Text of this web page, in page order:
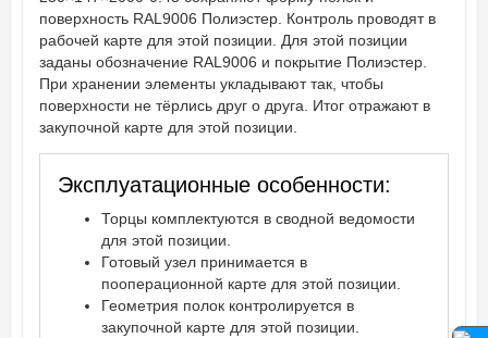
поверхность RAL9006 Полиэстер. Контроль проводят в
рабочей карте для этой позиции. Для этой позиции
заданы обозначение RAL9006 и покрытие Полиэстер.
При хранении элементы укладывают так, чтобы
поверхности не тёрлись друг о друга. Итог отражают в
закупочной карте для этой позиции.
Эксплуатационные особенности:
Торцы комплектуются в сводной ведомости
для этой позиции.
Готовый узел принимается в
пооперационной карте для этой позиции.
Геометрия полок контролируется в
закупочной карте для этой позиции.